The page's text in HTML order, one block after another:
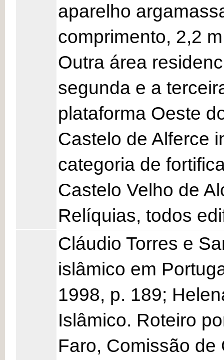
aparelho
comprimento, 2,2
Outra área
segunda e a
plataforma Oeste
Castelo de Alferce
categoria de
Castelo Velho de
Relíquias, todos
Cláudio Torres e
islâmico em
1998, p. 189;
Islâmico. Roteiro
Faro, Comissão